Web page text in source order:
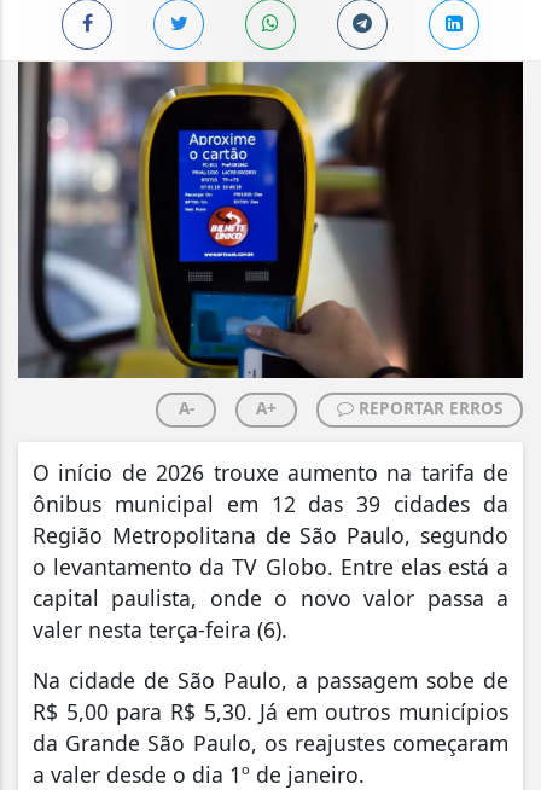
A- A+ REPORTAR ERROS
O início de 2026 trouxe aumento na tarifa de
ônibus municipal em 12 das 39 cidades da
Região Metropolitana de São Paulo, segundo
o levantamento da TV Globo. Entre elas está a
capital paulista, onde o novo valor passa a
valer nesta terça-feira (6).
Na cidade de São Paulo, a passagem sobe de
R$ 5,00 para R$ 5,30. Já em outros municípios
da Grande São Paulo, os reajustes começaram
a valer desde o dia 1º de janeiro.